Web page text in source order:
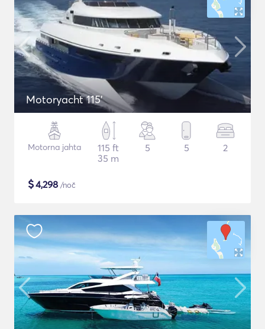
Motoryacht 115'
Motorna jahta
115 ft
35 m
5 5 2
$4,298 /noč